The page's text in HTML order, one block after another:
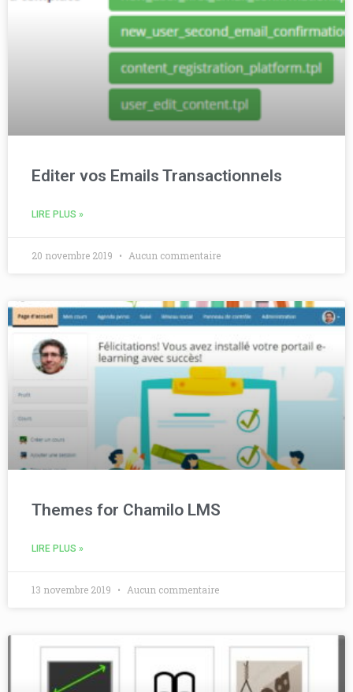
Editer vos Emails Transactionnels
LIRE PLUS »
20 novembre 2019 Aucun commentaire
Themes for Chamilo LMS
LIRE PLUS »
13 novembre 2019 Aucun commentaire